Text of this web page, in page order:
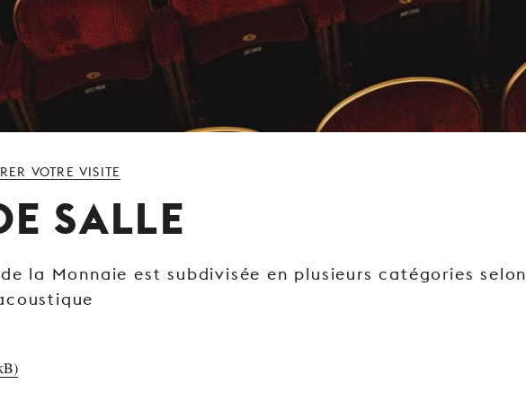
VOTRE VISITE
SALLE
la Monnaie est subdivisée en plusieurs catégories selon